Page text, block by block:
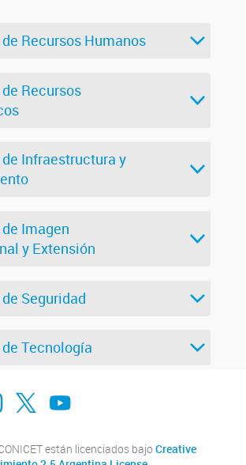
Recursos Humanos
Recursos
Infraestructura y
Imagen
y Extensión
Seguridad
Tecnología
X YouTube
están licenciados bajo Creative